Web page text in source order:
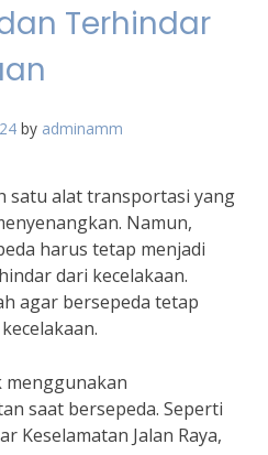
Terhindar
by adminamm
satu alat transportasi yang
Namun,
harus tetap menjadi
dari kecelakaan.
agar bersepeda tetap
menggunakan
saat bersepeda. Seperti
Keselamatan Jalan Raya,